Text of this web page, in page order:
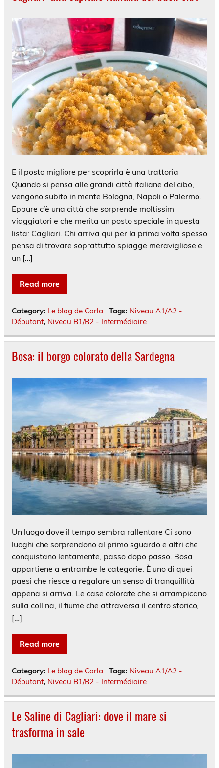
E il posto migliore per scoprirla è una trattoria
Quando si pensa alle grandi città italiane del cibo,
vengono subito in mente Bologna, Napoli o Palermo.
Eppure c’è una città che sorprende moltissimi
viaggiatori e che merita un posto speciale in questa
lista: Cagliari. Chi arriva qui per la prima volta spesso
pensa di trovare soprattutto spiagge meravigliose e
un […]
Read more
Category: Le blog de Carla Tags: Niveau A1/A2 -
Débutant, Niveau B1/B2 - Intermédiaire
Bosa: il borgo colorato della Sardegna
Un luogo dove il tempo sembra rallentare Ci sono
luoghi che sorprendono al primo sguardo e altri che
conquistano lentamente, passo dopo passo. Bosa
appartiene a entrambe le categorie. È uno di quei
paesi che riesce a regalare un senso di tranquillità
appena si arriva. Le case colorate che si arrampicano
sulla collina, il fiume che attraversa il centro storico,
[…]
Read more
Category: Le blog de Carla Tags: Niveau A1/A2 -
Débutant, Niveau B1/B2 - Intermédiaire
Le Saline di Cagliari: dove il mare si
trasforma in sale